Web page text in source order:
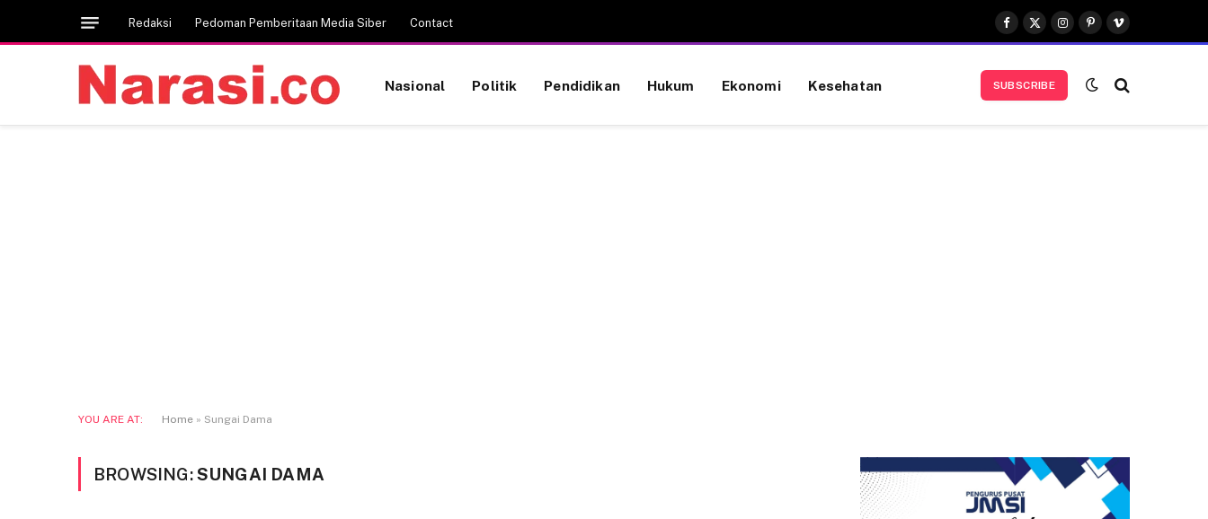
Redaksi Pedoman Pemberitaan Media Siber Contact
Facebook
X
(Twitter)
Instagram
Pinterest
Vimeo
Nasional Politik Pendidikan Hukum Ekonomi Kesehatan SUBSCRIBE
YOU ARE AT: Home » Sungai Dama
BROWSING:SUNGAI DAMA